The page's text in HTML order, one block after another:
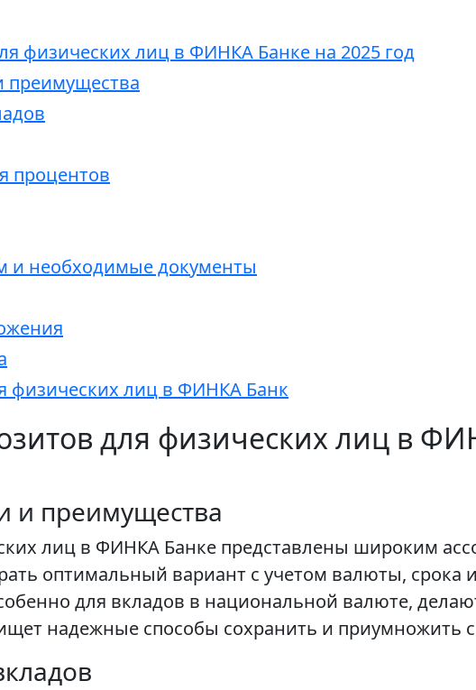
физических лиц в ФИНКА Банке на 2025 год
преимущества
процентов
и необходимые документы
физических лиц в ФИНКА Банк
для физических лиц в
и преимущества
лиц в ФИНКА Банке представлены широким
оптимальный вариант с учетом валюты, срока
для вкладов в национальной валюте,
надежные способы сохранить и приумножить